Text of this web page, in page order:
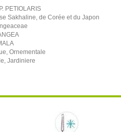
PETIOLARIS
Sakhaline, de Corée et du Japon
Ornementale
Jardiniere